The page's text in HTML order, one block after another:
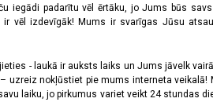
iegādi padarītu vēl ērtāku, jo Jums būs
vēl izdevīgāk! Mums ir svarīgas Jūsu
- laukā ir auksts laiks un Jums jāvelk
uzreiz nokļūstiet pie mums interneta
laiku, jo pirkumus variet veikt 24